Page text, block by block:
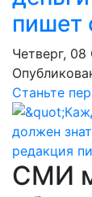
пишет
Четверг,
Станьте
СМИ